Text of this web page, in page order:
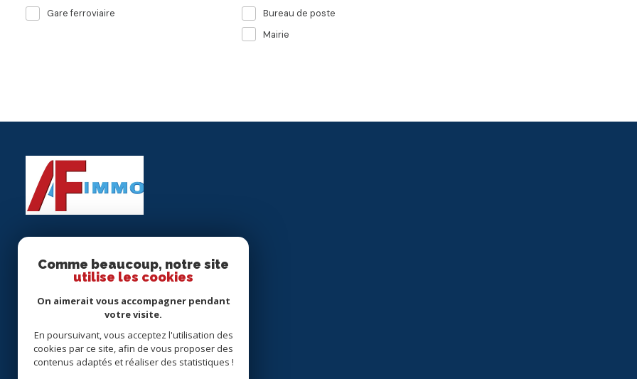
Gare ferroviaire
Bureau de poste
Mairie
AF IMMOBILIER
afimmo@orange.fr
93290 Tremblay-en-France
Comme beaucoup, notre site
utilise les cookies
On aimerait vous accompagner pendant
votre visite.
En poursuivant, vous acceptez l'utilisation des
cookies par ce site, afin de vous proposer des
contenus adaptés et réaliser des statistiques !